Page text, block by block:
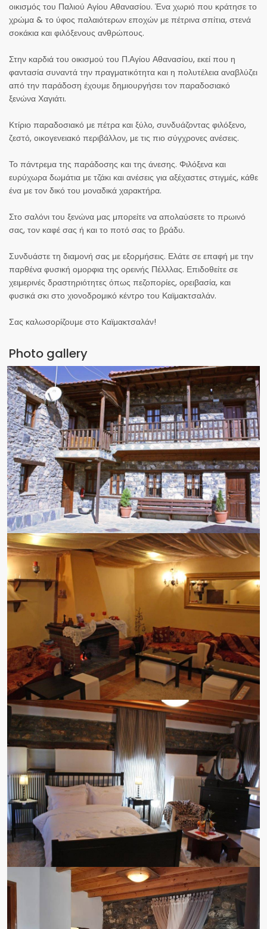
οικισμός του Παλιού Αγίου Αθανασίου. Ένα χωριό που κράτησε το
χρώμα & το ύφος παλαιότερων εποχών με πέτρινα σπίτια, στενά
σοκάκια και φιλόξενους ανθρώπους.
Στην καρδιά του οικισμού του Π.Αγίου Αθανασίου, εκεί που η
φαντασία συναντά την πραγματικότητα και η πολυτέλεια αναβλύζει
από την παράδοση έχουμε δημιουργήσει τον παραδοσιακό
ξενώνα Χαγιάτι.
Κτίριο παραδοσιακό με πέτρα και ξύλο, συνδυάζοντας φιλόξενο,
ζεστό, οικογενειακό περιβάλλον, με τις πιο σύγχρονες ανέσεις.
Το πάντρεμα της παράδοσης και της άνεσης. Φιλόξενα και
ευρύχωρα δωμάτια με τζάκι και ανέσεις για αξέχαστες στιγμές, κάθε
ένα με τον δικό του μοναδικά χαρακτήρα.
Στο σαλόνι του ξενώνα μας μπορείτε να απολαύσετε το πρωινό
σας, τον καφέ σας ή και το ποτό σας το βράδυ.
Συνδυάστε τη διαμονή σας με εξορμήσεις. Ελάτε σε επαφή με την
παρθένα φυσική ομορφια της ορεινής Πέλλλας. Επιδοθείτε σε
χειμερινές δραστηριότητες όπως πεζοπορίες, ορειβασία, και
φυσικά σκι στο χιονοδρομικό κέντρο του Καϊμακτσαλάν.
Σας καλωσορίζουμε στο Καϊμακτσαλάν!
Photo gallery